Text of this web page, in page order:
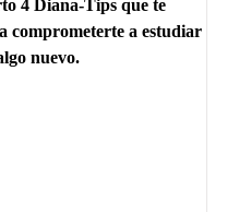
4 Diana-Tips que te
comprometerte a estudiar y
nuevo.